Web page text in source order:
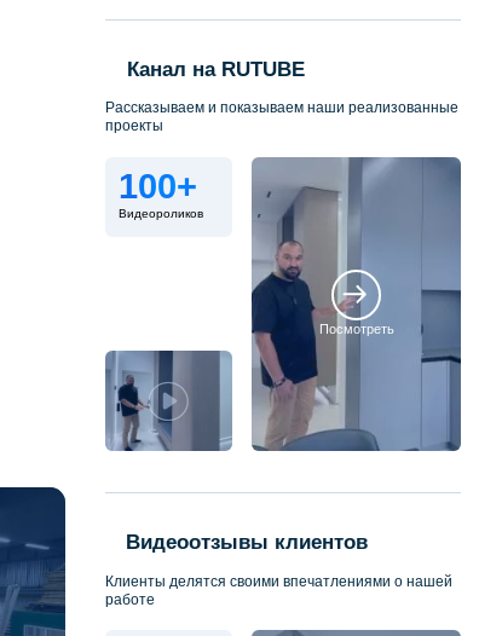
Канал на RUTUBE
Рассказываем и показываем наши реализованные
проекты
100+
Видеороликов
Посмотреть
Видеоотзывы клиентов
Клиенты делятся своими впечатлениями о нашей
работе